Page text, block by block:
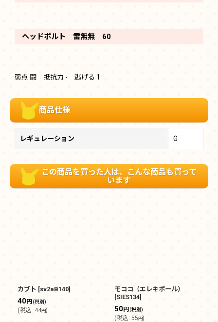
ヘッドボルト 雷無無 60
弱点 闘 抵抗力 - 逃げる 1
商品仕様
レギュレーション G
この商品を買った人は、こんな商品も買って
います
カブト [sv2aB140]
40円(税別)
(税込: 44円)
モココ（エレキボール）
[SIES134]
50円(税別)
(税込: 55円)